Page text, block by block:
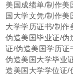
美国成绩单/制作美
国大学文凭/制作美
大学学历证书/制作
伪造美国毕业证/伪
证/伪造美国学历证
伪造美国大学毕业
造美国大学学位证/